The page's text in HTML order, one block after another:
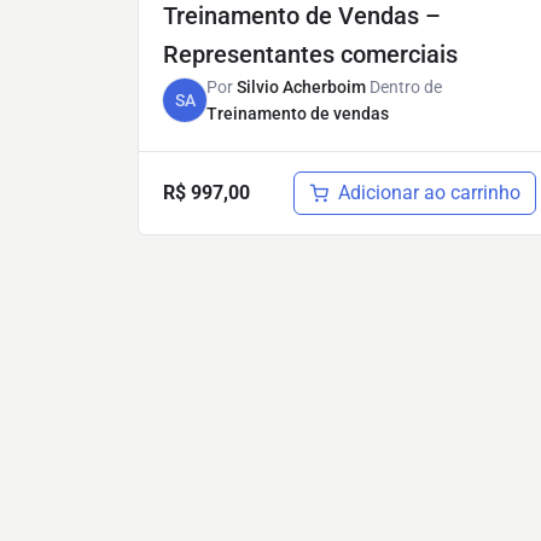
Treinamento de Vendas –
Representantes comerciais
SA
PorSilvio Acherboim Dentro de
Treinamento de vendas
R$ 997,00 Adicionar ao carrinho